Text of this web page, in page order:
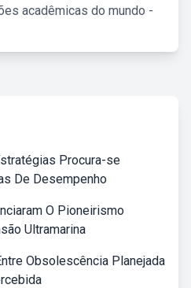
acadêmicas do mundo -
Procura-se
De Desempenho
O Pioneirismo
Ultramarina
Obsolescência Planejada